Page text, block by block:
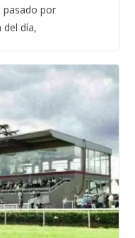
pasado por
del día,